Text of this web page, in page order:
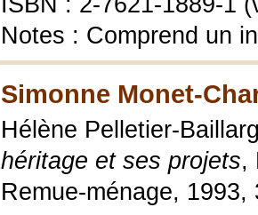
Notes : Comprend un
Simonne Monet-
Hélène Pelletier-
héritage et ses projets,
Remue-ménage, 1993,